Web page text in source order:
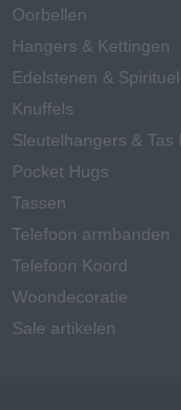
Oorbellen
Hangers & Kettingen
Edelstenen &
Knuffels
Sleutelhangers & Tas
Pocket Hugs
Tassen
Telefoon armbanden
Telefoon Koord
Woondecoratie
Sale artikelen